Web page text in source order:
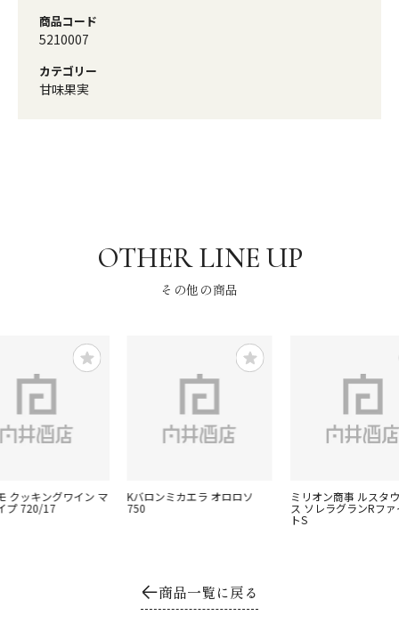
商品コード
5210007
カテゴリー
甘味果実
その他の商品
クッキングワイン マ
プ 720/17
Kバロンミカエラ オロロソ
750
ミリオン商事 ルスタ
ス ソレラグランRフ
トS
商品一覧に戻る